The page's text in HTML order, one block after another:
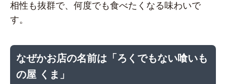
相性も抜群で、何度でも食べたくなる味わいで
す。
なぜかお店の名前は「ろくでもない喰いも
の屋 くま」